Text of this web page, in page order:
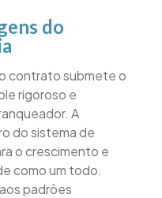
do
contrato submete o
rigoroso e
A
do sistema de
o crescimento e
como um todo.
padrões